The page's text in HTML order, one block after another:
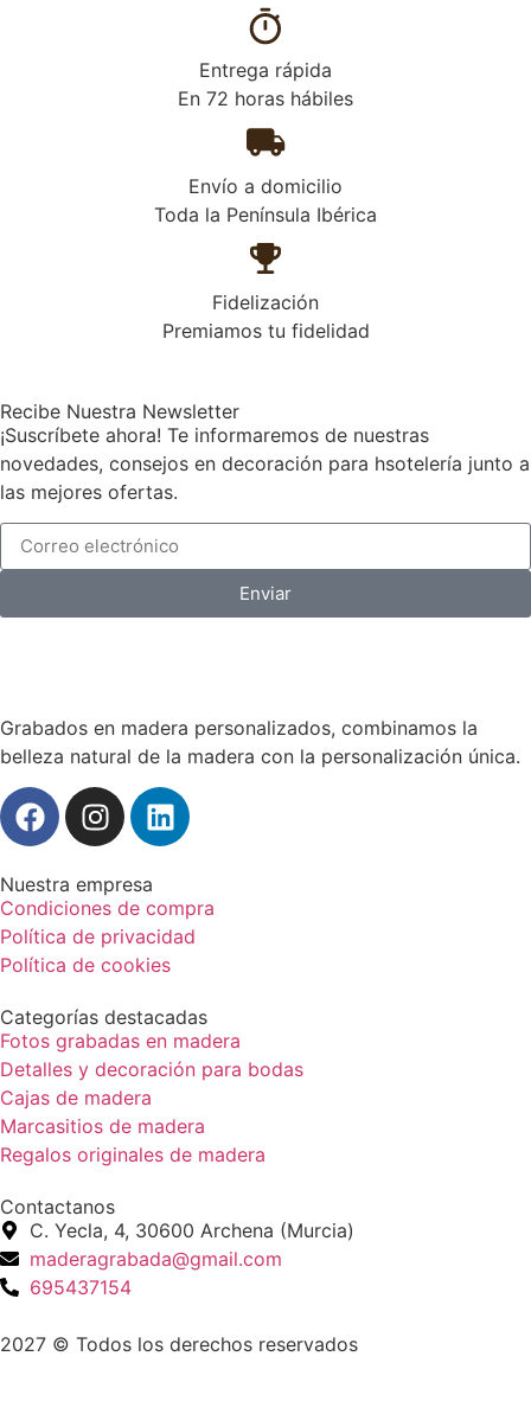
Entrega rápida
En 72 horas hábiles
Envío a domicilio
Toda la Península Ibérica
Fidelización
Premiamos tu fidelidad
Recibe Nuestra Newsletter
¡Suscríbete ahora! Te informaremos de nuestras
novedades, consejos en decoración para hsotelería junto a
las mejores ofertas.
Enviar
Grabados en madera personalizados, combinamos la
belleza natural de la madera con la personalización única.
Nuestra empresa
Condiciones de compra
Política de privacidad
Política de cookies
Categorías destacadas
Fotos grabadas en madera
Detalles y decoración para bodas
Cajas de madera
Marcasitios de madera
Regalos originales de madera
Contactanos
C. Yecla, 4, 30600 Archena (Murcia)
maderagrabada@gmail.com
695437154
2027 © Todos los derechos reservados